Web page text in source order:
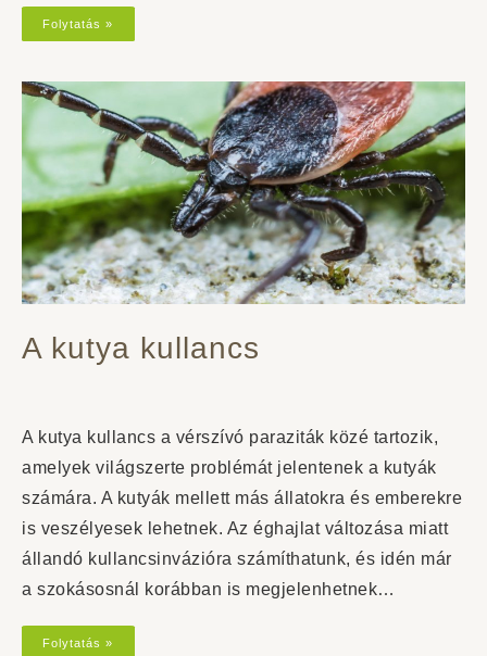
Folytatás »
A kutya kullancs
A kutya kullancs a vérszívó paraziták közé tartozik,
amelyek világszerte problémát jelentenek a kutyák
számára. A kutyák mellett más állatokra és emberekre
is veszélyesek lehetnek. Az éghajlat változása miatt
állandó kullancsinvázióra számíthatunk, és idén már
a szokásosnál korábban is megjelenhetnek…
Folytatás »